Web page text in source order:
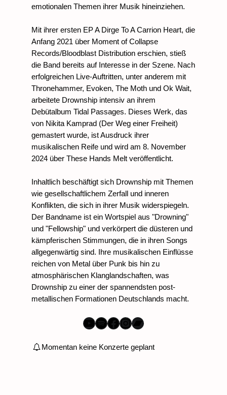
emotionalen Themen ihrer Musik hineinziehen.
Mit ihrer ersten EP A Dirge To A Carrion Heart, die
Anfang 2021 über Moment of Collapse
Records/Bloodblast Distribution erschien, stieß
die Band bereits auf Interesse in der Szene. Nach
erfolgreichen Live-Auftritten, unter anderem mit
Thronehammer, Evoken, The Moth und Ok Wait,
arbeitete Drownship intensiv an ihrem
Debütalbum Tidal Passages. Dieses Werk, das
von Nikita Kamprad (Der Weg einer Freiheit)
gemastert wurde, ist Ausdruck ihrer
musikalischen Reife und wird am 8. November
2024 über These Hands Melt veröffentlicht.
Inhaltlich beschäftigt sich Drownship mit Themen
wie gesellschaftlichem Zerfall und inneren
Konflikten, die sich in ihrer Musik widerspiegeln.
Der Bandname ist ein Wortspiel aus "Drowning"
und "Fellowship" und verkörpert die düsteren und
kämpferischen Stimmungen, die in ihren Songs
allgegenwärtig sind. Ihre musikalischen Einflüsse
reichen von Metal über Punk bis hin zu
atmosphärischen Klanglandschaften, was
Drownship zu einer der spannendsten post-
metallischen Formationen Deutschlands macht.
YouTube
Spotify
Facebook
Instagram
Bandcamp
Momentan keine Konzerte geplant